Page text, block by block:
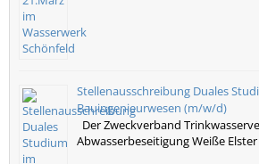
Stellenausschreibung Duales
Bauingenieurwesen (m/w/d)
Der Zweckverband
Abwasserbeseitigung Weiße